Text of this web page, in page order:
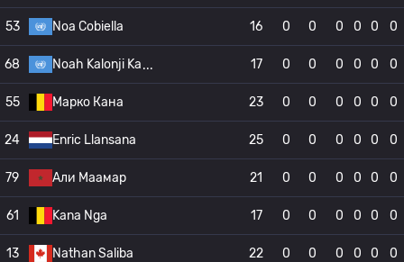
53 Noa Cobiella 16 0 0 0 0 0 0
68 Noah Kalonji Ka 17 0 0 0 0 0 0
55 Марко Кана 23 0 0 0 0 0 0
24 Enric Llansana 25 0 0 0 0 0 0
79 Али Маамар 21 0 0 0 0 0 0
61 Kana Nga 17 0 0 0 0 0 0
13 Nathan Saliba 22 0 0 0 0 0 0